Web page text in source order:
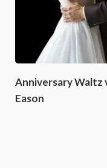
Anniversary Waltz
Eason